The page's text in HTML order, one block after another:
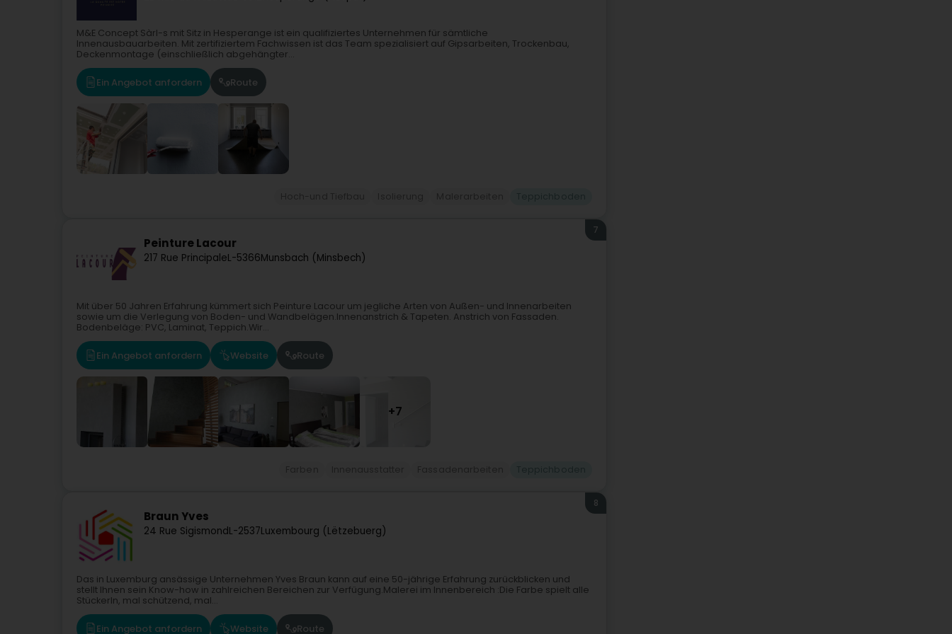
M&E Concept Sàrl-s mit Sitz in Hesperange ist ein qualifiziertes Unternehmen für sämtliche
Innenausbauarbeiten. Mit zertifiziertem Fachwissen ist das Team spezialisiert auf Gipsarbeiten, Trockenbau,
Deckenmontage (einschließlich abgehängter...
Ein Angebot anfordern Route
Peinture Lacour
217 Rue PrincipaleL-5366Munsbach (Minsbech)
7
Mit über 50 Jahren Erfahrung kümmert sich Peinture Lacour um jegliche Arten von Außen- und Innenarbeiten
sowie um die Verlegung von Boden- und Wandbelägen.Innenanstrich & Tapeten. Anstrich von Fassaden.
Bodenbeläge: PVC, Laminat, Teppich.Wir...
Ein Angebot anfordern Website Route
+7
Braun Yves
24 Rue SigismondL-2537Luxembourg (Lëtzebuerg)
8
Das in Luxemburg ansässige Unternehmen Yves Braun kann auf eine 50-jährige Erfahrung zurückblicken und
stellt Ihnen sein Know-how in zahlreichen Bereichen zur Verfügung.Malerei im Innenbereich :Die Farbe spielt alle
Stückerln, mal schützend, mal...
Ein Angebot anfordern Website Route